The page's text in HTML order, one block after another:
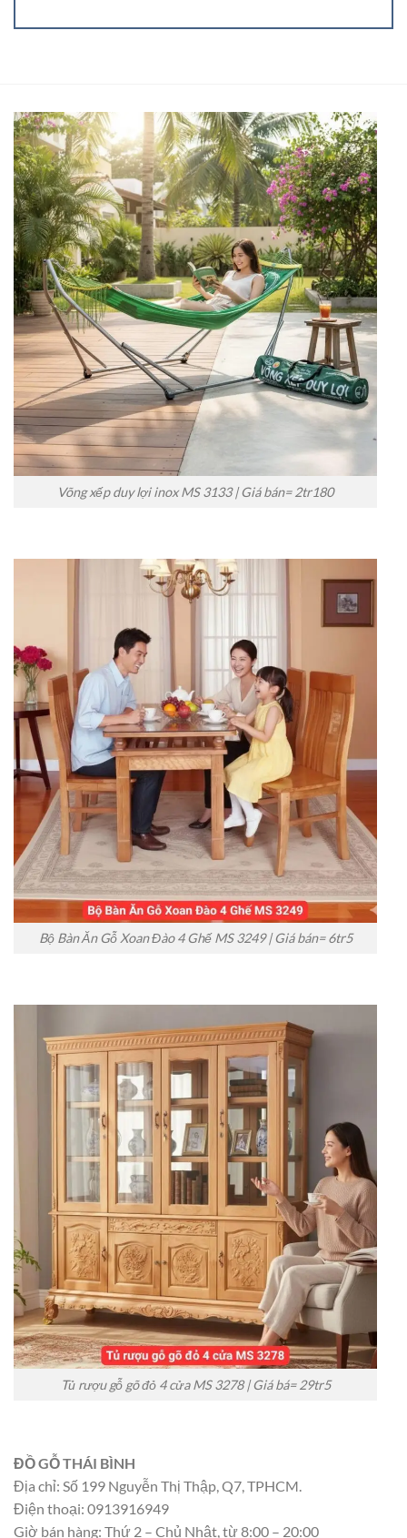
Võng xếp duy lợi inox MS 3133 | Giá bán= 2tr180
Bộ Bàn Ăn Gỗ Xoan Đào 4 Ghế MS 3249 | Giá bán= 6tr5
Tủ rượu gỗ gõ đỏ 4 cửa MS 3278 | Giá bá= 29tr5
ĐỒ GỖ THÁI BÌNH
Địa chỉ: Số 199 Nguyễn Thị Thập, Q7, TPHCM.
Điện thoại: 0913916949
Giờ bán hàng: Thứ 2 – Chủ Nhật, từ 8:00 – 20:00